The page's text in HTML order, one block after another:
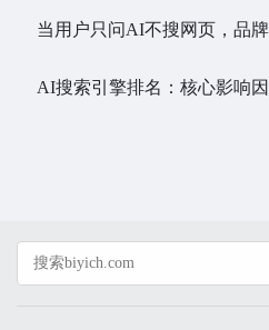
AI搜索引擎排名：核心影响